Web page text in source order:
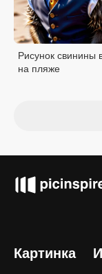
Рисунок свинины
на пляже
Картинка